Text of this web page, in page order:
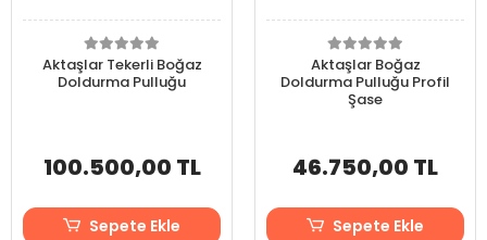
Aktaşlar Tekerli Boğaz
Doldurma Pulluğu
100.500,00 TL
Sepete Ekle
Aktaşlar Boğaz
Doldurma Pulluğu Profil
Şase
46.750,00 TL
Sepete Ekle